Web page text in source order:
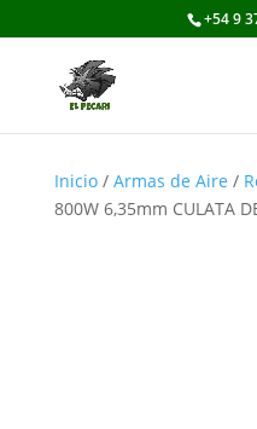
+54 9
Inicio/ Armas de Aire /
800W 6,35mm CULATA